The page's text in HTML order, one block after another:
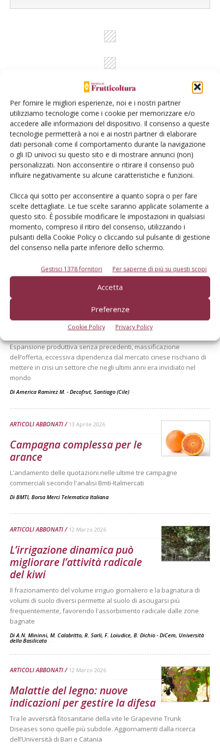
Per fornire le migliori esperienze, noi e i nostri partner
utilizziamo tecnologie come i cookie per memorizzare e/o
accedere alle informazioni del dispositivo. Il consenso a queste
tecnologie permetterà a noi e ai nostri partner di elaborare
dati personali come il comportamento durante la navigazione
o gli ID univoci su questo sito e di mostrare annunci (non)
personalizzati. Non acconsentire o ritirare il consenso può
influire negativamente su alcune caratteristiche e funzioni.
Clicca qui sotto per acconsentire a quanto sopra o per fare
scelte dettagliate. Le tue scelte saranno applicate solamente a
questo sito. È possibile modificare le impostazioni in qualsiasi
momento, compreso il ritiro del consenso, utilizzando i
pulsanti della Cookie Policy o cliccando sul pulsante di gestione
del consenso nella parte inferiore dello schermo.
Gestisci 1378 fornitori Per saperne di più su questi scopi
Accetta
Preferenze
Cookie Policy Privacy Policy
Dalla stessa categoria
ARTICOLI ABBONATI 30 Luglio 2026
Mango, intelligenza artificiale
per monitorare la fenologia
Un approccio preliminare per valutare l’adattabilità del mango in
di un modello per il riconoscimento, mediante immagini di campo,
delle principali fasi fenologiche di diverse cultivar di mango
coltivate in Sicilia, al fine di disporre un dataset uniforme e
confrontabile tra fasi fenologiche, utile a seguirne la risposta
fenologica al microclima delle zone costiere siciliane e ai regimi
termici e idrici stagionali
Di Vincenzo Tarantino et al. -
ARTICOLI ABBONATI
Ciliegie cilene: più ombre che
luci sul futuro
Espansione produttiva senza precedenti, massificazione
dell’offerta, eccessiva dipendenza dal mercato cinese rischiano di
mettere in crisi un settore che negli ultimi anni era invidiato nel
mondo
Di America Ramirez M. - Decofrut, Santiago (Cile) -
ARTICOLI ABBONATI 13 Aprile 2026
Campagna complessa per le
arance
L'andamento delle quotazioni nelle ultime tre campagne
commerciali secondo l'analisi Bmti-Italmercati
Di BMTI, Borsa Merci Telematica Italiana
ARTICOLI ABBONATI 12 Marzo 2026
L’irrigazione dinamica può
migliorare l’attività radicale
del kiwi
Il frazionamento del volume irriguo giornaliero e la bagnatura di
volumi di suolo diversi permette al suolo di asciugarsi più
frequentemente, favorendo l'assorbimento radicale dalle zone
bagnate
Di A.N. Mininni, M. Calabritto, R. Sarli, F. Loiudice, B. Dichio - DiCem, Università
della Basilicata -
ARTICOLI ABBONATI 12 Marzo 2026
Malattie del legno: nuove
indicazioni per gestire la difesa
Tra le avversità fitosanitarie della vite le Grapevine Trunk
Diseases sono quelle più subdole. Aggiornamenti dalla ricerca
dell’Università di Bari e Catania